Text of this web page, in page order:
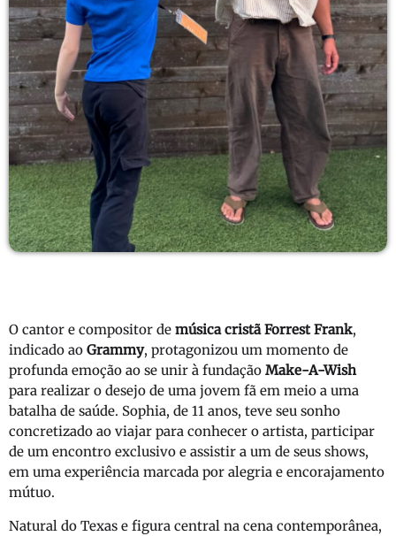
O cantor e compositor de música cristã Forrest Frank,
indicado ao Grammy, protagonizou um momento de
profunda emoção ao se unir à fundação Make-A-Wish
para realizar o desejo de uma jovem fã em meio a uma
batalha de saúde. Sophia, de 11 anos, teve seu sonho
concretizado ao viajar para conhecer o artista, participar
de um encontro exclusivo e assistir a um de seus shows,
em uma experiência marcada por alegria e encorajamento
mútuo.
Natural do Texas e figura central na cena contemporânea,